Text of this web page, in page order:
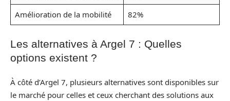
Amélioration de la mobilité
82%
Les alternatives à Argel 7 : Quelles
options existent ?
À côté d’Argel 7, plusieurs alternatives sont disponibles sur
le marché pour celles et ceux cherchant des solutions aux